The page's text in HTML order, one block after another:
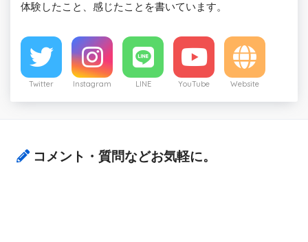
体験したこと、感じたことを書いています。
Twitter Instagram LINE YouTube Website
コメント・質問などお気軽に。